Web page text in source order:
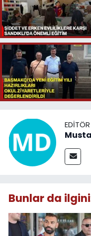
Bunlar da